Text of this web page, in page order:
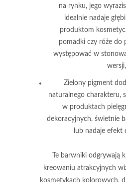
na rynku, jego
idealnie nadaje
produktom
pomadki czy róże do
występować w
wersji,
Zielony pigment
naturalnego charakteru,
w produktach
dekoracyjnych, świetnie
lub nadaje efekt
Te barwnikiodgrywają
kreowaniu atrakcyjnych
kosmetykach kolorowych,